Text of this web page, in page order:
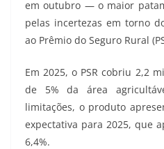
em outubro — o maior
pelas incertezas em torno
ao Prêmio do Seguro Rural
Em 2025, o PSR cobriu 2,2
de 5% da área
limitações, o produto
expectativa para 2025, que
6,4%.